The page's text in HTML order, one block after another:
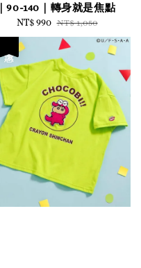
｜90-140｜轉身就是焦點
Sale
price
NT$ 990 Regular
price
NT$ 1,050